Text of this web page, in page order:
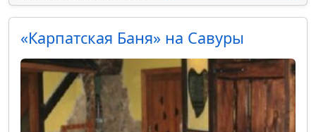
«Карпатская Баня» на Савуры